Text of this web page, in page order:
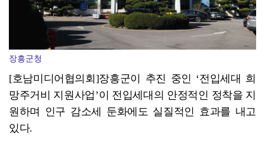
장흥군청
[호남미디어협의회]장흥군이 추진 중인 ‘전입세대 희
망주거비 지원사업’이 전입세대의 안정적인 정착을 지
원하며 인구 감소세 둔화에도 실질적인 효과를 내고
있다.